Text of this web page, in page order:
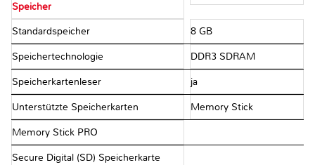
Speicher
Standardspeicher 8 GB
Speichertechnologie DDR3 SDRAM
Speicherkartenleser ja
Unterstützte Speicherkarten Memory Stick
Memory Stick PRO
Secure Digital (SD) Speicherkarte